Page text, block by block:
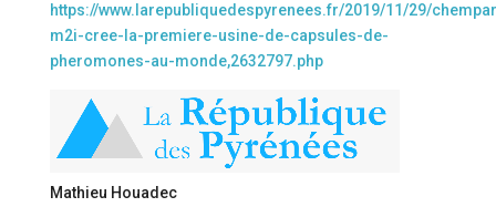
https://www.larepubliquedespyrenees.fr/2019/11/29/
m2i-cree-la-premiere-usine-de-capsules-de-
pheromones-au-monde,2632797.php
Mathieu Houadec